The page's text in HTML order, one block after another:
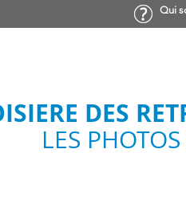
Qui
DES
LES